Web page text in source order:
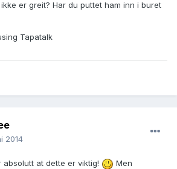
er greit? Har du puttet ham inn i buret
Tapatalk
2014
at dette er viktig!
Men